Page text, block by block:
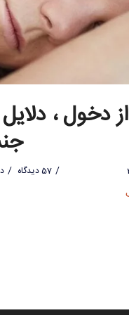
دخول ،
/ 57 دیدگاه /